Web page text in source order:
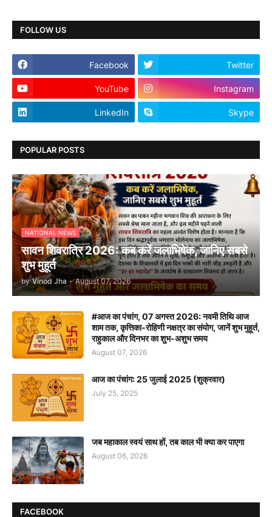
FOLLOW US
Facebook Twitter
YouTube Instagram
LinkedIn Skype
POPULAR POSTS
NATIONAL NEWS
सावन शिवरात्रि 2026: कब करें जलाभिषेक, जानिए सबसे
शुभ मुहूर्त
by Vinod Jha - August 07, 2026
#आज का पंचांग, 07 अगस्त 2026: नवमी तिथि आज
शाम तक, कृत्तिका-रोहिणी नक्षत्र का संयोग, जानें शुभ मुहूर्त,
राहुकाल और दिनभर का शुभ-अशुभ समय
August 07, 2026
आज का पंचांग: 25 जुलाई 2025 (शुक्रवार)
July 25, 2025
जब महाकाल स्वयं साथ हों, तब काल भी क्या कर पाएगा
August 06, 2026
FACEBOOK